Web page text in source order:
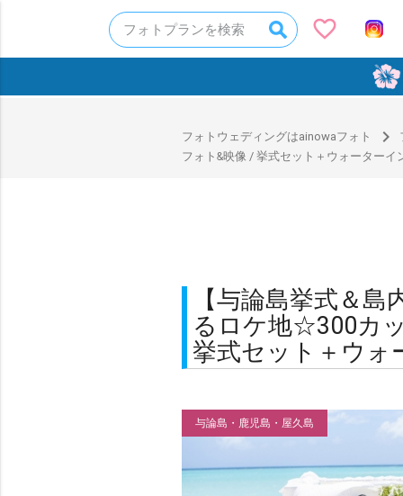
フォトプランを検索 favorite_border
0
フォトウェディングはainowaフォト navigate_next
フォト&映像 / 挙式セット＋ウォーターイ
【与論島挙式＆
るロケ地☆300カ
挙式セット＋ウォ
与論島・鹿児島・屋久島